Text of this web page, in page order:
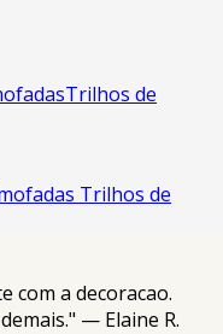
Trilhos de
Trilhos de
com a decoracao.
— Elaine R.